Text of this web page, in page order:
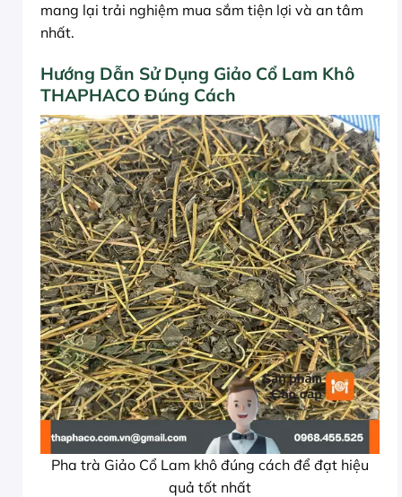
mang lại trải nghiệm mua sắm tiện lợi và an tâm
nhất.
Hướng Dẫn Sử Dụng Giảo Cổ Lam Khô
THAPHACO Đúng Cách
Pha trà Giảo Cổ Lam khô đúng cách để đạt hiệu
quả tốt nhất